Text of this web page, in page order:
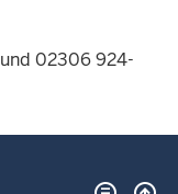
02306 924-